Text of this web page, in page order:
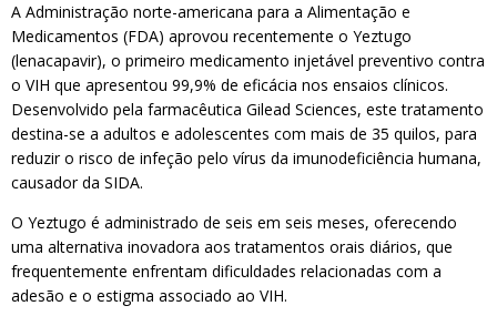
A Administração norte-americana para a Alimentação e
Medicamentos (FDA) aprovou recentemente o Yeztugo
(lenacapavir), o primeiro medicamento injetável preventivo contra
o VIH que apresentou 99,9% de eficácia nos ensaios clínicos.
Desenvolvido pela farmacêutica Gilead Sciences, este tratamento
destina-se a adultos e adolescentes com mais de 35 quilos, para
reduzir o risco de infeção pelo vírus da imunodeficiência humana,
causador da SIDA.
O Yeztugo é administrado de seis em seis meses, oferecendo
uma alternativa inovadora aos tratamentos orais diários, que
frequentemente enfrentam dificuldades relacionadas com a
adesão e o estigma associado ao VIH.